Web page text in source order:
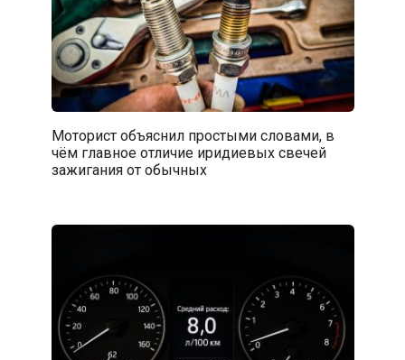
Моторист объяснил простыми словами, в
чём главное отличие иридиевых свечей
зажигания от обычных